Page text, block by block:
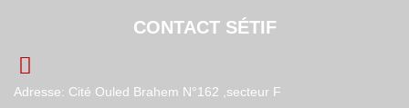
CONTACT SÉTIF
Adresse: Cité Ouled Brahem N°162 ,secteur F